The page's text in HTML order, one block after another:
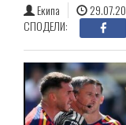
Екипа
СПОДЕЛИ: